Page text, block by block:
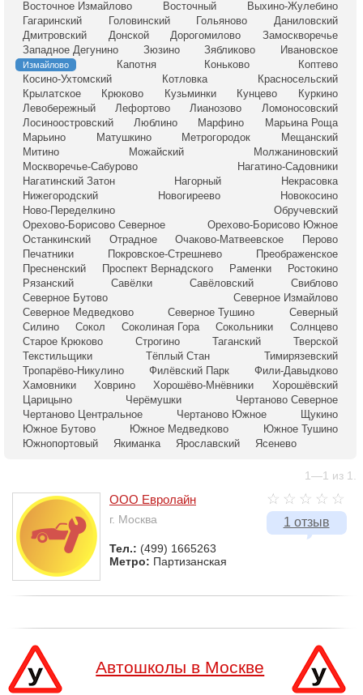
Восточное Измайлово
Восточный
Выхино-Жулебино
Гагаринский
Головинский Гольяново
Даниловский
Дмитровский
Донской Дорогомилово
Замоскворечье
Западное Дегунино
Зюзино Зябликово Ивановское
Измайлово Капотня Коньково
Коптево
Косино-Ухтомский
Котловка
Красносельский
Крылатское
Крюково Кузьминки Кунцево
Куркино
Левобережный
Лефортово Лианозово
Ломоносовский
Лосиноостровский
Люблино Марфино
Марьина Роща
Марьино
Матушкино Метрогородок
Мещанский
Митино
Можайский
Молжаниновский
Москворечье-Сабурово
Нагатино-Садовники
Нагатинский Затон
Нагорный
Некрасовка
Нижегородский
Новогиреево
Новокосино
Ново-Переделкино
Обручевский
Орехово-Борисово Северное
Орехово-Борисово Южное
Останкинский
Отрадное Очаково-Матвеевское
Перово
Печатники
Покровское-Стрешнево
Преображенское
Пресненский
Проспект Вернадского Раменки
Ростокино
Рязанский
Савёлки Савёловский
Свиблово
Северное Бутово
Северное Измайлово
Северное Медведково
Северное Тушино
Северный
Силино
Сокол Соколиная Гора Сокольники
Солнцево
Старое Крюково
Строгино Таганский
Тверской
Текстильщики
Тёплый Стан
Тимирязевский
Тропарёво-Никулино
Филёвский Парк
Фили-Давыдково
Хамовники
Ховрино Хорошёво-Мнёвники
Хорошёвский
Царицыно
Черёмушки
Чертаново Северное
Чертаново Центральное
Чертаново Южное
Щукино
Южное Бутово
Южное Медведково
Южное Тушино
Южнопортовый
Якиманка Ярославский Ясенево
1—1 из 1.
1 отзыв
ООО Евролайн
г. Москва
Тел.: (499) 1665263
Метро: Партизанская
Автошколы в Москве